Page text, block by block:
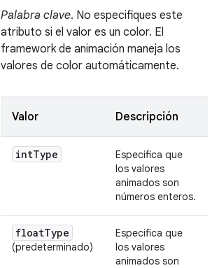
Palabra clave. No especifiques este
atributo si el valor es un color. El
framework de animación maneja los
valores de color automáticamente.
Valor Descripción
intType
Especifica que
los valores
animados son
números enteros.
floatType
(predeterminado)
Especifica que
los valores
animados son